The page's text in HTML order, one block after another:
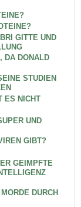
GITTE UND
DA DONALD
STUDIEN
ES NICHT
UND
GIBT?
GEIMPFTE
DURCH